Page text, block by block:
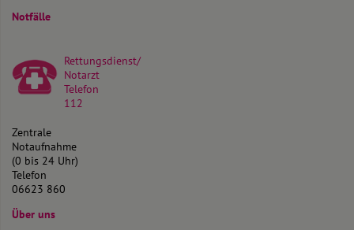
Notfälle
Rettungsdienst/
Notarzt
Telefon
112
Zentrale
Notaufnahme
(0 bis 24 Uhr)
Telefon
06623 860
Über uns